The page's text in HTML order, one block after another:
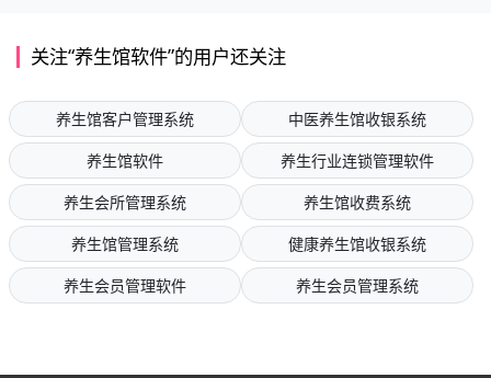
关注“养生馆软件”的用户还关注
养生馆客户管理系统
中医养生馆收银系统
养生馆软件
养生行业连锁管理软件
养生会所管理系统
养生馆收费系统
养生馆管理系统
健康养生馆收银系统
养生会员管理软件
养生会员管理系统